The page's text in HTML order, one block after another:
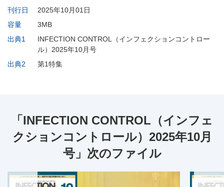
刊行日
2025年10月01日
容量
3MB
出典1
INFECTION CONTROL（インフェクションコントロー
ル）2025年10月号
出典2
第1特集
「INFECTION CONTROL（インフェ
クションコントロール）2025年10月
号」次のファイル